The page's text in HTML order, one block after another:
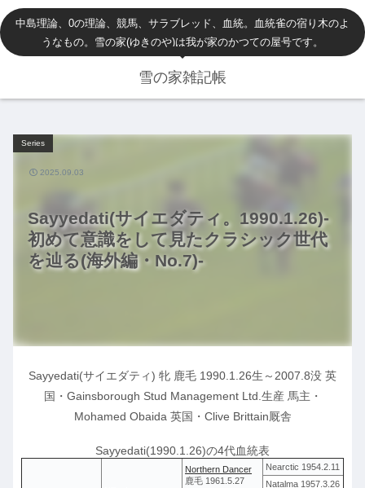
中島理論、0の理論、競馬、サラブレッド、血統。血統雀の宿り木のよ
うなもの。雪の家(ゆきのや)は我が家のかつての屋号です。
雪の家雑記帳
Sayyedati(サイエダティ。1990.1.26)-
初めて意識をして見たクラシック世代
を辿る(海外編・No.7)-
Series
2025.09.03
Sayyedati(サイエダティ) 牝 鹿毛 1990.1.26生～2007.8没 英
国・Gainsborough Stud Management Ltd.生産 馬主・
Mohamed Obaida 英国・Clive Brittain厩舎
Sayyedati(1990.1.26)の4代血統表
Northern Dancer
鹿毛 1961.5.27
Nearctic 1954.2.11
Natalma 1957.3.26